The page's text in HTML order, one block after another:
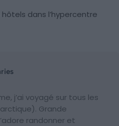
hôtels dans l’hypercentre
j’ai voyagé sur tous les
Grande
randonner et